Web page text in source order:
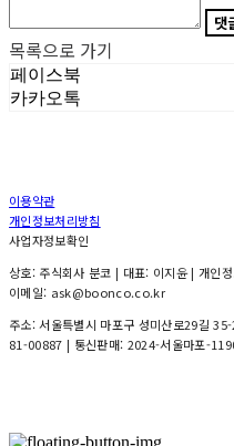
댓
목록으로 가기
페이스북
카카오톡
이용약관
개인정보처리방침
사업자정보확인
상호: 주식회사 분코 | 대표: 이지윤 | 개인
이메일: ask@boonco.co.kr
주소: 서울특별시 마포구 성미산로29길
81-00887 | 통신판매: 2024-서울마포-